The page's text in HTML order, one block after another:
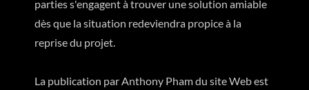
parties s'engagent à trouver une solution amiable
dès que la situation redeviendra propice à la
reprise du projet.
La publication par Anthony Pham du site Web est